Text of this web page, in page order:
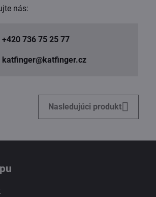
nás:
+420 736 75 25 77
katfinger​@katfinger​.cz
Nasledujúci produkt